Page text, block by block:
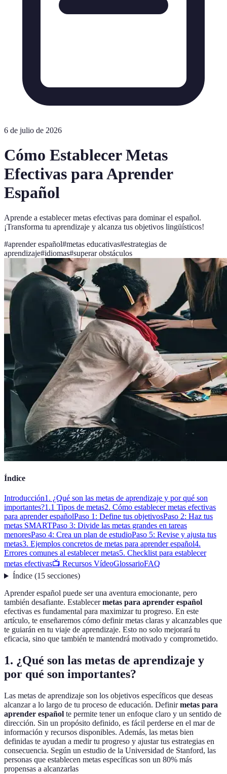
6 de julio de 2026
Cómo Establecer Metas
Efectivas para Aprender
Español
Aprende a establecer metas efectivas para dominar el español.
¡Transforma tu aprendizaje y alcanza tus objetivos lingüísticos!
#aprender español#metas educativas#estrategias de
aprendizaje#idiomas#superar obstáculos
Índice
Introducción1. ¿Qué son las metas de aprendizaje y por qué son
importantes?1.1 Tipos de metas2. Cómo establecer metas efectivas
para aprender españolPaso 1: Define tus objetivosPaso 2: Haz tus
metas SMARTPaso 3: Divide las metas grandes en tareas
menoresPaso 4: Crea un plan de estudioPaso 5: Revise y ajusta tus
metas3. Ejemplos concretos de metas para aprender español4.
Errores comunes al establecer metas5. Checklist para establecer
metas efectivas📺 Recursos VídeoGlossarioFAQ
Índice(15 secciones)
Aprender español puede ser una aventura emocionante, pero
también desafiante. Establecermetas para aprender español
efectivas es fundamental para maximizar tu progreso. En este
artículo, te enseñaremos cómo definir metas claras y alcanzables que
te guiarán en tu viaje de aprendizaje. Esto no solo mejorará tu
eficacia, sino que también te mantendrá motivado y comprometido.
1. ¿Qué son las metas de aprendizaje y
por qué son importantes?
Las metas de aprendizaje son los objetivos específicos que deseas
alcanzar a lo largo de tu proceso de educación. Definirmetas para
aprender español te permite tener un enfoque claro y un sentido de
dirección. Sin un propósito definido, es fácil perderse en el mar de
información y recursos disponibles. Además, las metas bien
definidas te ayudan a medir tu progreso y ajustar tus estrategias en
consecuencia. Según un estudio de la Universidad de Stanford, las
personas que establecen metas específicas son un 80% más
propensas a alcanzarlas